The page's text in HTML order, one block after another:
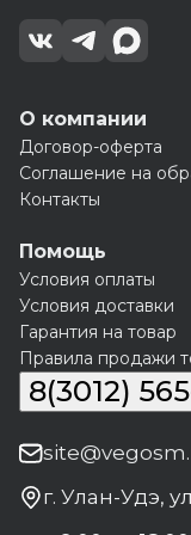
О компании
Договор-оферта
Соглашение на
Контакты
Помощь
Условия оплаты
Условия доставки
Гарантия на товар
Правила продажи
8(3012)
г. Улан-Удэ,